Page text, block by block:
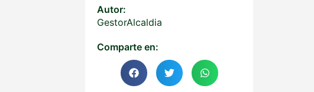
Autor:
GestorAlcaldia
Comparte en: